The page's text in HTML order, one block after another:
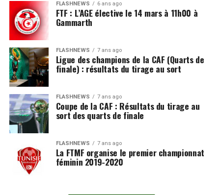
FLASHNEWS 6 ans ago
FTF : L’AGE élective le 14 mars à 11h00 à
Gammarth
FLASHNEWS 7 ans ago
Ligue des champions de la CAF (Quarts de
finale) : résultats du tirage au sort
FLASHNEWS 7 ans ago
Coupe de la CAF : Résultats du tirage au
sort des quarts de finale
FLASHNEWS 7 ans ago
La FTMF organise le premier championnat
féminin 2019-2020